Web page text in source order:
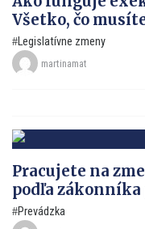
Všetko, čo
Legislatívne zmeny
martinamat
Pracujete na
podľa zákonníka
Prevádzka